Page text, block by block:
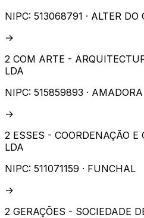
NIPC: 513068791 · ALTER DO
→
2 COM ARTE -
LDA
NIPC: 515859893 · AMADORA
→
2 ESSES - COORDENAÇÃO E
LDA
NIPC: 511071159 · FUNCHAL
→
2 GERAÇÕES - SOCIEDADE